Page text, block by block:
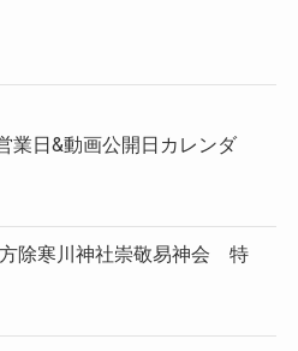
業日&動画公開日カレンダ
方除寒川神社崇敬易神会 特